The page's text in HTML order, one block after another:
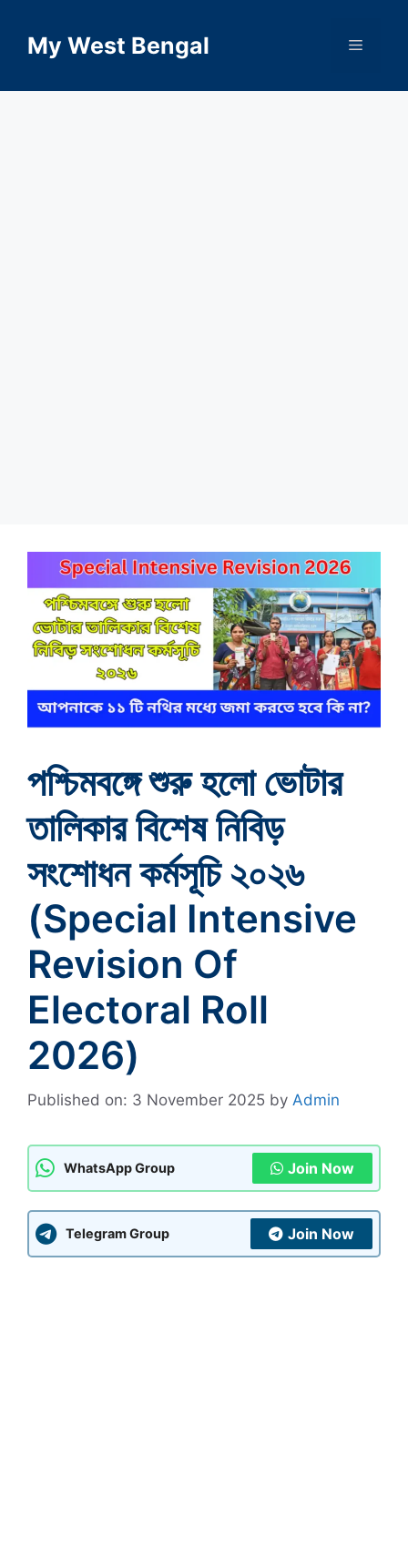
contentMy West Bengal Menu
পশ্চিমবঙ্গে শুরু হলো ভোটার
তালিকার বিশেষ নিবিড়
সংশোধন কর্মসূচি ২০২৬
(Special Intensive
Revision Of
Electoral Roll
2026)
Published on: 3 November 2025 by Admin
WhatsApp Group Join Now
Telegram Group Join Now